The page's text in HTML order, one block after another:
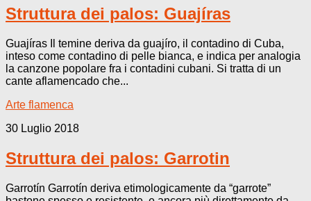
Struttura dei palos: Guajíras
Guajíras Il temine deriva da guajíro, il contadino di Cuba,
inteso come contadino di pelle bianca, e indica per analogia
la canzone popolare fra i contadini cubani. Si tratta di un
cante aflamencado che...
Arte flamenca
30 Luglio 2018
Struttura dei palos: Garrotin
Garrotín Garrotín deriva etimologicamente da “garrote”